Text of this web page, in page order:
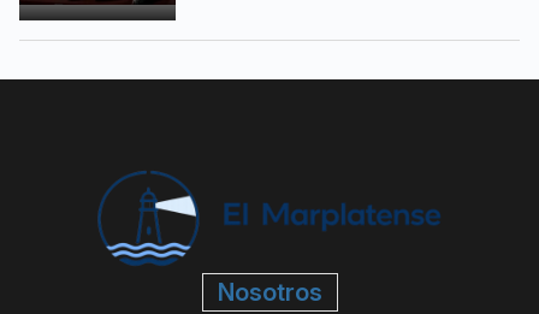
Nosotros